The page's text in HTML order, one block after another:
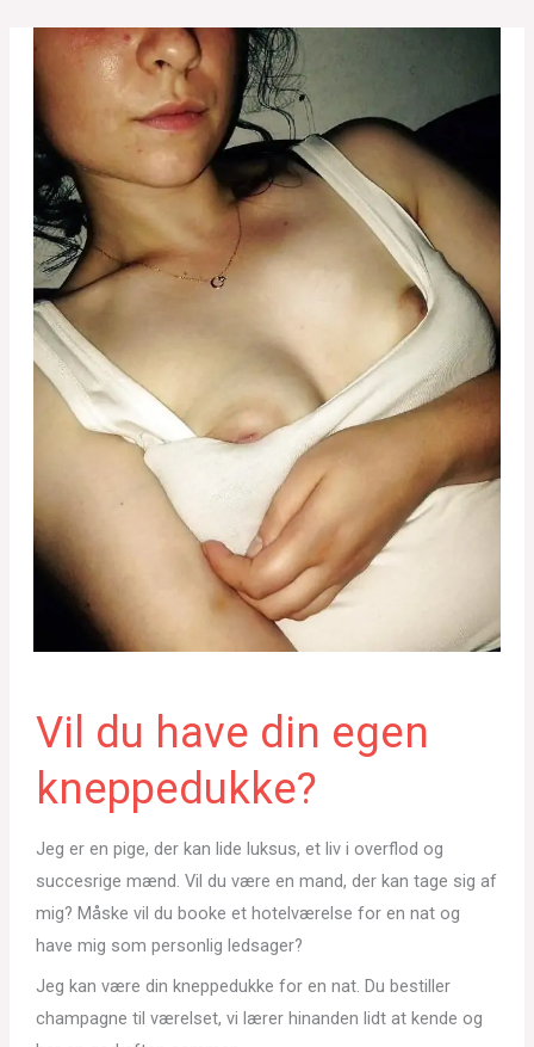
Vil du have din egen
kneppedukke?
Jeg er en pige, der kan lide luksus, et liv i overflod og
succesrige mænd. Vil du være en mand, der kan tage sig af
mig? Måske vil du booke et hotelværelse for en nat og
have mig som personlig ledsager?
Jeg kan være din kneppedukke for en nat. Du bestiller
champagne til værelset, vi lærer hinanden lidt at kende og